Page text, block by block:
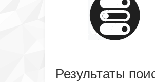
Результаты